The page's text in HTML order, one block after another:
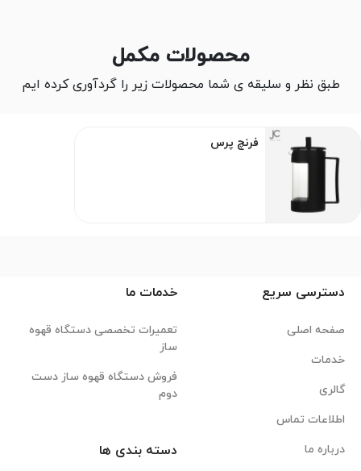
محصولات مکمل
طبق نظر و سلیقه ی شما محصولات زیر را گردآوری کرده ایم
فرنچ پرس
دسترسی سریع
صفحه اصلی
خدمات
گالری
اطلاعات تماس
درباره ما
خدمات ما
تعمیرات تخصصی دستگاه قهوه
ساز
فروش دستگاه قهوه ساز دست
دوم
دسته بندی ها